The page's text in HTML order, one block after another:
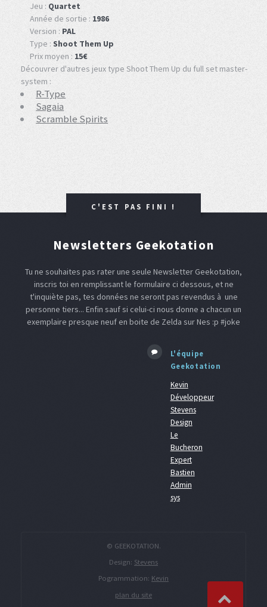
Jeu : Quartet
Année de sortie : 1986
Version : PAL
Type : Shoot Them Up
Prix moyen : 15€
Découvrer d'autres jeux type Shoot Them Up du full set master-
system :
R-Type
Sagaia
Scramble Spirits
C'EST PAS FINI !
Newsletters Geekotation
Tu ne souhaites pas rater une seule Newsletter Geekotation,
inscris toi en remplissant le formulaire ci dessous, et ne
t'inquiète pas, tes données ne seront pas revendus à une
personne tiers... Enfin sauf si celui-ci nous donne a chacun un
exemplaire presque neuf en boite de Zelda sur Nes :p #joke
L'équipe
Geekotation
Kevin
Développeur
Stevens
Design
Le
Bucheron
Expert
Bastien
Admin
sys
© GEEKOTATION.
Design: Stevens
Pogrammation: Kevin
plan du site